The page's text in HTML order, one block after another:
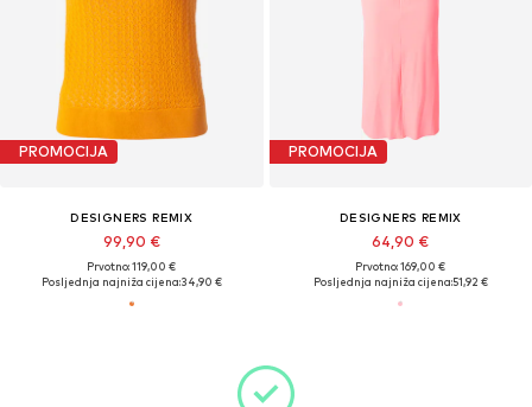
PROMOCIJA
DESIGNERS REMIX
99,90 €
Prvotno: 119,00 €
Posljednja najniža cijena:34,90 €
PROMOCIJA
DESIGNERS REMIX
64,90 €
Prvotno: 169,00 €
Posljednja najniža cijena:51,92 €